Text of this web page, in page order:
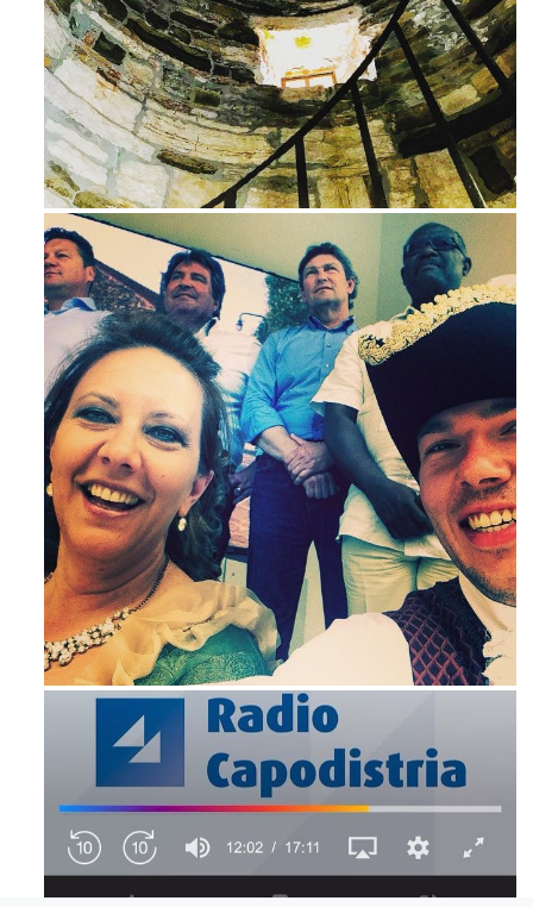
Avg 3
Maj 23